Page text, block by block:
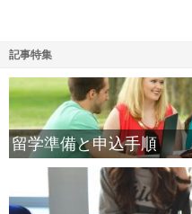
記事特集
留学準備と申込手順